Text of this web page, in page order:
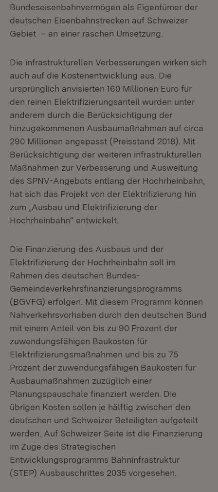
Bundeseisenbahnvermögen als Eigentümer der
deutschen Eisenbahnstrecken auf Schweizer
Gebiet – an einer raschen Umsetzung.
Die infrastrukturellen Verbesserungen wirken sich
auch auf die Kostenentwicklung aus. Die
ursprünglich anvisierten 160 Millionen Euro für
den reinen Elektrifizierungsanteil wurden unter
anderem durch die Berücksichtigung der
hinzugekommenen Ausbaumaßnahmen auf circa
290 Millionen angepasst (Preisstand 2018). Mit
Berücksichtigung der weiteren infrastrukturellen
Maßnahmen zur Verbesserung und Ausweitung
des SPNV-Angebots entlang der Hochrheinbahn,
hat sich das Projekt von der Elektrifizierung hin
zum „Ausbau und Elektrifizierung der
Hochrheinbahn“ entwickelt.
Die Finanzierung des Ausbaus und der
Elektrifizierung der Hochrheinbahn soll im
Rahmen des deutschen Bundes-
Gemeindeverkehrsfinanzierungsprogramms
(BGVFG) erfolgen. Mit diesem Programm können
Nahverkehrsvorhaben durch den deutschen Bund
mit einem Anteil von bis zu 90 Prozent der
zuwendungsfähigen Baukosten für
Elektrifizierungsmaßnahmen und bis zu 75
Prozent der zuwendungsfähigen Baukosten für
Ausbaumaßnahmen zuzüglich einer
Planungspauschale finanziert werden. Die
übrigen Kosten sollen je hälftig zwischen den
deutschen und Schweizer Beteiligten aufgeteilt
werden. Auf Schweizer Seite ist die Finanzierung
im Zuge des Strategischen
Entwicklungsprogramms Bahninfrastruktur
(STEP) Ausbauschrittes 2035 vorgesehen.